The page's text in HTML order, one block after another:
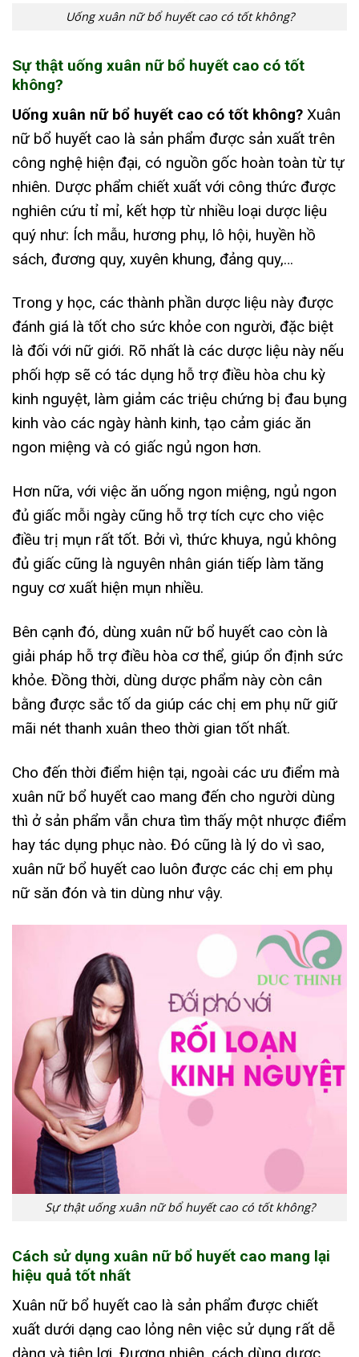
Uống xuân nữ bổ huyết cao có tốt không?
Sự thật uống xuân nữ bổ huyết cao có tốt
không?
Uống xuân nữ bổ huyết cao có tốt không? Xuân
nữ bổ huyết cao là sản phẩm được sản xuất trên
công nghệ hiện đại, có nguồn gốc hoàn toàn từ tự
nhiên. Dược phẩm chiết xuất với công thức được
nghiên cứu tỉ mỉ, kết hợp từ nhiều loại dược liệu
quý như: Ích mẫu, hương phụ, lô hội, huyền hồ
sách, đương quy, xuyên khung, đảng quy,…
Trong y học, các thành phần dược liệu này được
đánh giá là tốt cho sức khỏe con người, đặc biệt
là đối với nữ giới. Rõ nhất là các dược liệu này nếu
phối hợp sẽ có tác dụng hỗ trợ điều hòa chu kỳ
kinh nguyệt, làm giảm các triệu chứng bị đau bụng
kinh vào các ngày hành kinh, tạo cảm giác ăn
ngon miệng và có giấc ngủ ngon hơn.
Hơn nữa, với việc ăn uống ngon miệng, ngủ ngon
đủ giấc mỗi ngày cũng hỗ trợ tích cực cho việc
điều trị mụn rất tốt. Bởi vì, thức khuya, ngủ không
đủ giấc cũng là nguyên nhân gián tiếp làm tăng
nguy cơ xuất hiện mụn nhiều.
Bên cạnh đó, dùng xuân nữ bổ huyết cao còn là
giải pháp hỗ trợ điều hòa cơ thể, giúp ổn định sức
khỏe. Đồng thời, dùng dược phẩm này còn cân
bằng được sắc tố da giúp các chị em phụ nữ giữ
mãi nét thanh xuân theo thời gian tốt nhất.
Cho đến thời điểm hiện tại, ngoài các ưu điểm mà
xuân nữ bổ huyết cao mang đến cho người dùng
thì ở sản phẩm vẫn chưa tìm thấy một nhược điểm
hay tác dụng phục nào. Đó cũng là lý do vì sao,
xuân nữ bổ huyết cao luôn được các chị em phụ
nữ săn đón và tin dùng như vậy.
Sự thật uống xuân nữ bổ huyết cao có tốt không?
Cách sử dụng xuân nữ bổ huyết cao mang lại
hiệu quả tốt nhất
Xuân nữ bổ huyết cao là sản phẩm được chiết
xuất dưới dạng cao lỏng nên việc sử dụng rất dễ
dàng và tiện lợi. Đương nhiên, cách dùng dược